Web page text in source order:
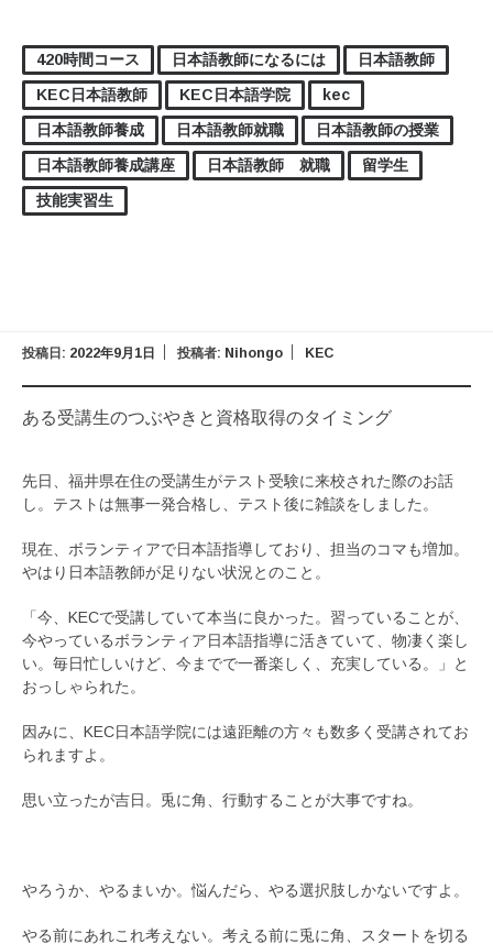
420時間コース 日本語教師になるには
日本語教師
KEC日本語教師
KEC日本語学院
kec
日本語教師養成
日本語教師就職
日本語教師の授業
日本語教師養成講座
日本語教師 就職
留学生
技能実習生
投稿日: 2022年9月1日 投稿者: Nihongo KEC
ある受講生のつぶやきと資格取得のタイミング
先日、福井県在住の受講生がテスト受験に来校された際のお話
し。テストは無事一発合格し、テスト後に雑談をしました。
現在、ボランティアで日本語指導しており、担当のコマも増加。
やはり日本語教師が足りない状況とのこと。
「今、KECで受講していて本当に良かった。習っていることが、
今やっているボランティア日本語指導に活きていて、物凄く楽し
い。毎日忙しいけど、今までで一番楽しく、充実している。」と
おっしゃられた。
因みに、KEC日本語学院には遠距離の方々も数多く受講されてお
られますよ。
思い立ったが吉日。兎に角、行動することが大事ですね。
やろうか、やるまいか。悩んだら、やる選択肢しかないですよ。
やる前にあれこれ考えない。考える前に兎に角、スタートを切る